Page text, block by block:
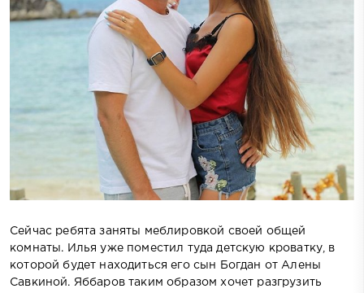
Сейчас ребята заняты меблировкой своей общей
комнаты. Илья уже поместил туда детскую кроватку, в
которой будет находиться его сын Богдан от Алены
Савкиной. Яббаров таким образом хочет разгрузить